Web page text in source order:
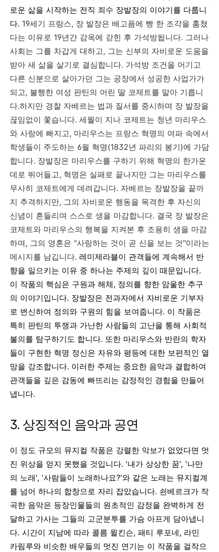
로운 삶을 시작하는 전직 죄수 장발장의 이야기를 다룹니
다. 19세기 프랑스, 장 발장은 배고픔에 빵 한 조각을 훔쳤
다는 이유로 19년간 감옥에 갇힌 후 가석방됩니다. 그러나
사회는 그를 차갑게 대하고, 그는 신부의 자비로운 도움을
받아 새 삶을 살기로 결심합니다. 가석방 조건을 어기고
다른 신분으로 살아가던 그는 공장에서 성공한 사업가가
되고, 불행한 여성 판틴의 어린 딸 코제트를 맡아 기릅니
다.하지만 경찰 자베르는 법과 질서를 중시하며 장 발장을
끊임없이 쫓습니다. 세월이 지나 코제트는 청년 마리우스
와 사랑에 빠지고, 마리우스는 프랑스 혁명의 여파 속에서
학생들이 주도하는 6월 혁명(1832년 파리의 봉기)에 가담
합니다. 장발장은 마리우스를 구하기 위해 혁명의 한가운
데로 뛰어들고, 혁명은 실패로 끝나지만 그는 마리우스를
무사히 코제트에게 데려갑니다. 자베르는 장발장을 끝까
지 추격하지만, 그의 자비로운 행동을 목격한 후 자신의
신념이 흔들리며 스스로 생을 마감합니다. 결국 장 발장은
코제트와 마리우스의 행복을 지켜본 후 조용히 생을 마감
하며, 그의 영혼은 "사랑하는 것이 곧 신을 보는 것"이라는
메시지를 남깁니다. 레미제라블이 관객들에 계속해서 반
향을 일으키는 이유 중 하나는 주제의 깊이 때문입니다.
이 작품의 핵심은 구원과 해체, 정의를 향한 암울한 추구
의 이야기입니다. 장발장은 전과자에서 자비로운 기부자
로 변신하여 정의와 구원의 힘을 보여줍니다. 이 작품은
특히 판틴의 투쟁과 가난한 사람들의 고난을 통해 사회적
불의를 탐구하기도 합니다. 또한 마리우스와 반란의 학자
들이 구현한 혁명 정신은 자유와 평등에 대한 보편적인 열
망을 강조합니다. 이러한 주제는 중요한 음악과 결합하여
관객들을 깊은 감동에 빠뜨리는 감정적인 경험을 만들어
냅니다.
3. 상징적인 음악과 공연
이 정도 규모의 뮤지컬 작품은 강렬한 악보가 없었다면 멋
진 위상을 얻지 못했을 것입니다. '내가 상상한 꿈', '나만
의 노래', '사람들이 노래하나요?'와 같은 노래는 뮤지컬계
를 넘어 하나의 합창으로 자리 잡았습니다. 쇤베르크가 작
곡한 음악은 등장인물들의 원초적인 감정을 완벽하게 전
달하고 가사는 그들의 고군분투를 가슴 아프게 담아냅니
다. 시간이 지남에 따라 콜름 윌킨슨, 패티 루포네, 라민
카림루와 비슷한 배우들의 멋진 연기는 이 작품을 걸작으